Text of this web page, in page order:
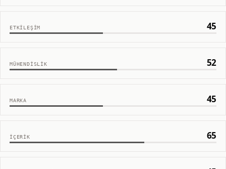
ETKILEŞIM 45
MÜHENDISLIK 52
MARKA 45
İÇERIK 65